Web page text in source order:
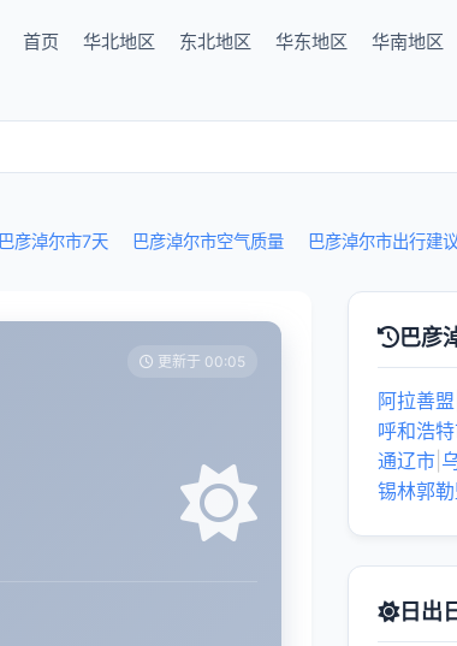
首页 华北地区 东北地区 华东地区 华南地区
巴彦淖尔市7天 巴彦淖尔市空气质量 巴彦淖尔市出行建议
更新于 00:05
巴彦
阿拉善盟
呼和浩
通辽市
锡林郭
日出